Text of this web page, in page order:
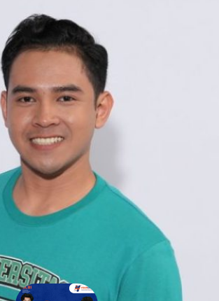
UTBK SNBT
MEDIA INFOMRASI TERUPDATE
KAMPUS DAN UJIAN MASUK
RECENT POSTS